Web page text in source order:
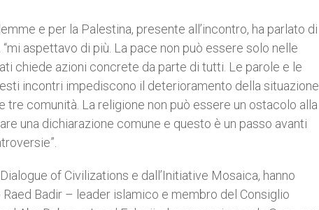
e per la Palestina, presente all’incontro, ha parlato di
aspettavo di più. La pace non può essere solo nelle
chiede azioni concrete da parte di tutti. Le parole e le
incontri impediscono il deterioramento della situazione
tre comunità. La religione non può essere un ostacolo alla
una dichiarazione comune e questo è un passo avanti
of Civilizations e dall’Initiative Mosaica, hanno
Badir – leader islamico e membro del Consiglio